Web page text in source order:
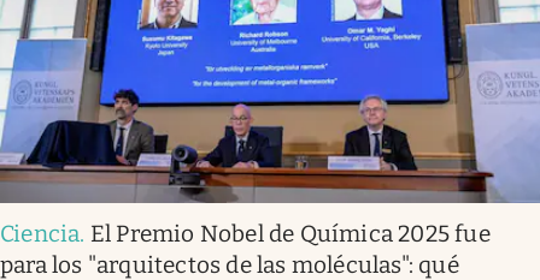
Ciencia. El Premio Nobel de Química 2025 fue
para los "arquitectos de las moléculas": qué